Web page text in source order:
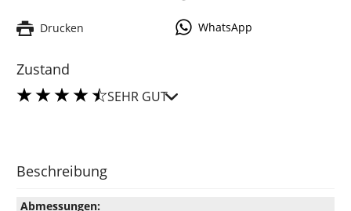
Drucken WhatsApp
Zustand
SEHR GUT
Beschreibung
Abmessungen: